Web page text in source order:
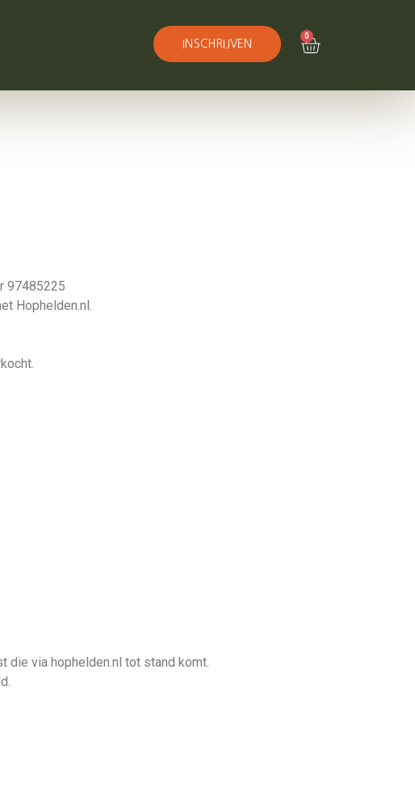
INSCHRIJVEN
0
97485225
Hophelden.nl.
die via hophelden.nl tot stand komt.